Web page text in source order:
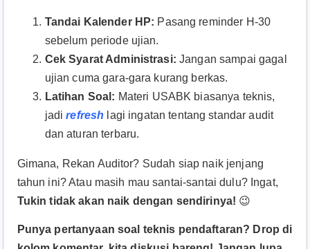
Tandai Kalender HP: Pasang reminder H-30
sebelum periode ujian.
Cek Syarat Administrasi: Jangan sampai gagal
ujian cuma gara-gara kurang berkas.
Latihan Soal: Materi USABK biasanya teknis,
jadirefresh lagi ingatan tentang standar audit
dan aturan terbaru.
Gimana, Rekan Auditor? Sudah siap naik jenjang
tahun ini? Atau masih mau santai-santai dulu? Ingat,
Tukin tidak akan naik dengan sendirinya! 😉
Punya pertanyaan soal teknis pendaftaran? Drop di